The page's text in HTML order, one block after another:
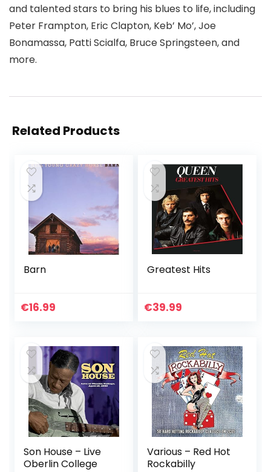
and talented stars to bring his blues to life, including
Peter Frampton, Eric Clapton, Keb’ Mo’, Joe
Bonamassa, Patti Scialfa, Bruce Springsteen, and
more.
Related Products
Barn
€16.99
Greatest Hits
€39.99
Son House – Live
Oberlin College
Various – Red Hot
Rockabilly